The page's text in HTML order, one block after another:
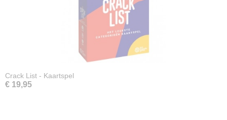
Crack List - Kaartspel
€ 19,95